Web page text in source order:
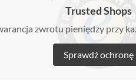
Trusted Shops
zwrotu pieniędzy przy
Sprawdź ochronę